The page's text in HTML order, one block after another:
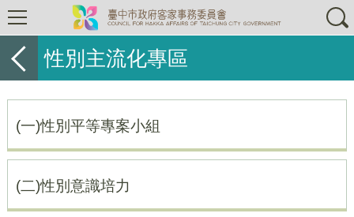
性別主流化專區
(一)性別平等專案小組
(二)性別意識培力